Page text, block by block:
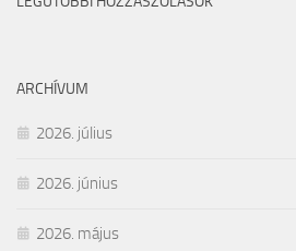
ARCHÍVUM
2026. július
2026. június
2026. május